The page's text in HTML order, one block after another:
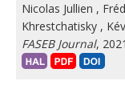
Nicolas Jullien ,
Khrestchatisky ,
FASEB Journal,